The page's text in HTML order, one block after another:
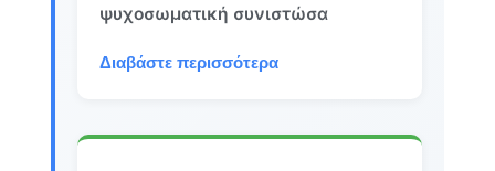
ψυχοσωματική συνιστώσα
Διαβάστε περισσότερα